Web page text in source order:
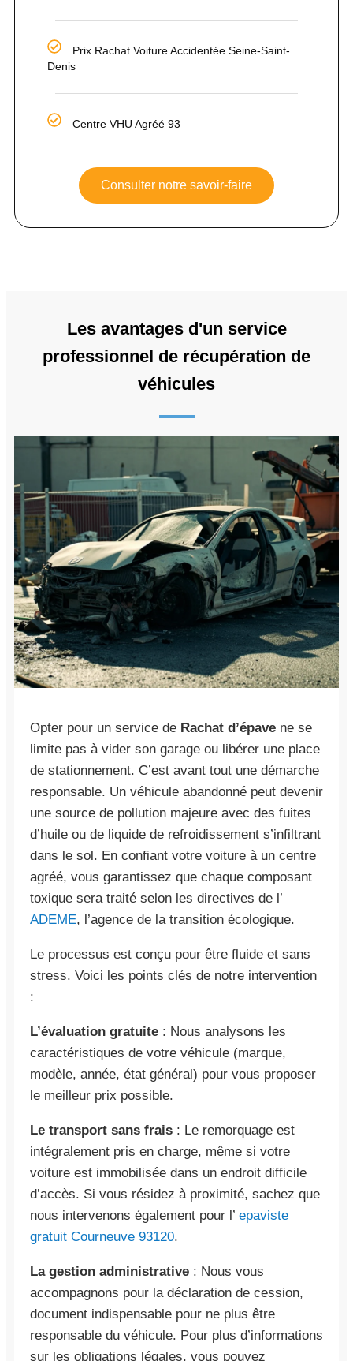
Prix Rachat Voiture Accidentée Seine-Saint-
Denis
Centre VHU Agréé 93
Consulter notre savoir-faire
Les avantages d'un service
professionnel de récupération de
véhicules
Opter pour un service de Rachat d’épave ne se
limite pas à vider son garage ou libérer une place
de stationnement. C’est avant tout une démarche
responsable. Un véhicule abandonné peut devenir
une source de pollution majeure avec des fuites
d’huile ou de liquide de refroidissement s’infiltrant
dans le sol. En confiant votre voiture à un centre
agréé, vous garantissez que chaque composant
toxique sera traité selon les directives de l’
ADEME, l’agence de la transition écologique.
Le processus est conçu pour être fluide et sans
stress. Voici les points clés de notre intervention
:
L’évaluation gratuite : Nous analysons les
caractéristiques de votre véhicule (marque,
modèle, année, état général) pour vous proposer
le meilleur prix possible.
Le transport sans frais : Le remorquage est
intégralement pris en charge, même si votre
voiture est immobilisée dans un endroit difficile
d’accès. Si vous résidez à proximité, sachez que
nous intervenons également pour l’ epaviste
gratuit Courneuve 93120.
La gestion administrative : Nous vous
accompagnons pour la déclaration de cession,
document indispensable pour ne plus être
responsable du véhicule. Pour plus d’informations
sur les obligations légales, vous pouvez